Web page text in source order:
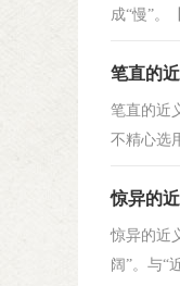
成“慢”。
笔直的
笔直的近
不精心选
惊异的
惊异的近
阔”。与“